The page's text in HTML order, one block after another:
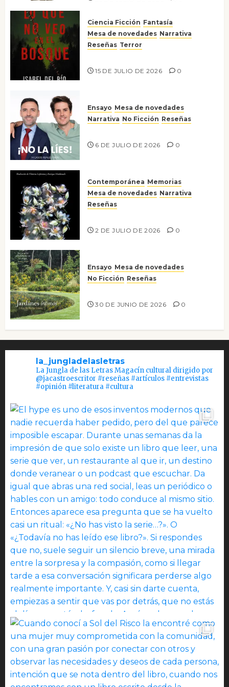
Ciencia Ficción Fantasía
Mesa de novedades Narrativa
Reseñas Terror
15 DE JULIO DE 2026 0
Ensayo Mesa de novedades
Narrativa No Ficción Reseñas
6 DE JULIO DE 2026 0
Contemporánea Memorias
Mesa de novedades Narrativa
Reseñas
2 DE JULIO DE 2026 0
Ensayo Mesa de novedades
No Ficción Reseñas
30 DE JUNIO DE 2026 0
la_jungladelasletras
La Jungla de las Letras Magacín cultural dirigido por
@jacastroescritor #reseñas #artículos #entrevistas
#opinión #literatura #cultura